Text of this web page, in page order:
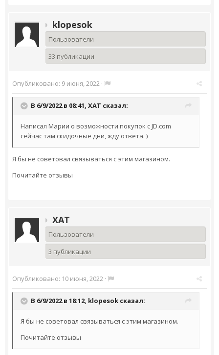
klopesok
Пользователи
33 публикации
Опубликовано: 9 июня, 2022 ·
В 6/9/2022 в 08:41, XAT сказал:
Написал Марии о возможности покупок с JD.com
сейчас там скидочные дни, жду ответа. )
Я бы не советовал связываться с этим магазином.
Почитайте отзывы
XAT
Пользователи
3 публикации
Опубликовано: 10 июня, 2022 ·
В 6/9/2022 в 18:12, klopesok сказал:
Я бы не советовал связываться с этим магазином.
Почитайте отзывы